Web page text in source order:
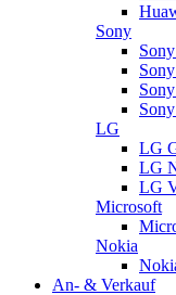
Sony
LG
LG
LG
LG
Microsoft
Nokia
An- & Verkauf